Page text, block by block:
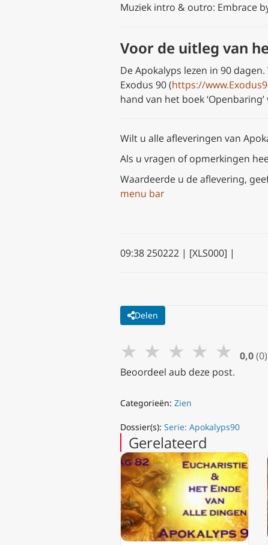
Muziek intro & outro: Embrace
Voor de uitleg van
De Apokalyps lezen in 90
Exodus 90 (https://
hand van het boek
Wilt u alle afleveringen van
Als u vragen of opmerkingen
Waardeerde u de aflevering,
menu bar
09:38 250222 | [XLS000] |
Delen
★ ★ ★ ★ ★ 0,0 (0)
Beoordeel aub deze post.
Categorieën: Zien
Dossier(s): Serie: Apokalyps90
Gerelateerd